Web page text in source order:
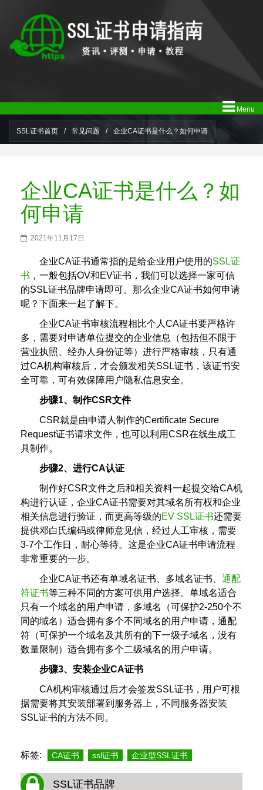
Menu
SSL证书首页 / 常见问题 / 企业CA证书是什么？如何申请
企业CA证书是什么？如
何申请
2021年11月17日
企业CA证书通常指的是给企业用户使用的SSL证
书 ，一般包括OV和EV证书，我们可以选择一家可信
的SSL证书品牌申请即可。那么企业CA证书如何申请
呢？下面来一起了解下。
企业CA证书审核流程相比个人CA证书要严格许
多，需要对申请单位提交的企业信息（包括但不限于
营业执照、经办人身份证等）进行严格审核，只有通
过CA机构审核后，才会颁发相关SSL证书，该证书安
全可靠，可有效保障用户隐私信息安全。
步骤1、制作CSR文件
CSR就是由申请人制作的Certificate Secure
Request证书请求文件，也可以利用CSR在线生成工
具制作。
步骤2、进行CA认证
制作好CSR文件之后和相关资料一起提交给CA机
构进行认证，企业CA证书需要对其域名所有权和企业
相关信息进行验证，而更高等级的EV SSL证书还需要
提供邓白氏编码或律师意见信，经过人工审核，需要
3-7个工作日，耐心等待。这是企业CA证书申请流程
非常重要的一步。
企业CA证书还有单域名证书、多域名证书、 通配
符证书等三种不同的方案可供用户选择。单域名适合
只有一个域名的用户申请，多域名（可保护2-250个不
同的域名）适合拥有多个不同域名的用户申请，通配
符（可保护一个域名及其所有的下一级子域名，没有
数量限制）适合拥有多个二级域名的用户申请。
步骤3、安装企业CA证书
CA机构审核通过后才会签发SSL证书，用户可根
据需要将其安装部署到服务器上，不同服务器安装
SSL证书的方法不同。
标签: CA证书 ssl证书 企业型SSL证书
SSL证书品牌